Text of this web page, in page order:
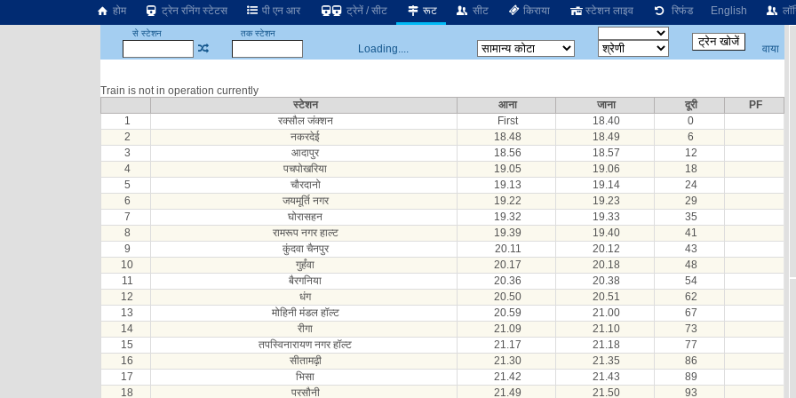
होम ट्रेन रनिंग स्टेटस पी एन आर ट्रेनें / सीट रूट सीट किराया स्टेशन लाइव रिफंड English
से स्टेशन तक स्टेशन
Loading.... वाया
Train is not in operation currently
स्टेशन
आना जाना दूरी
PF
1
रक्सौल जंक्शन First 18.40
0
2
नकरदेई 18.48 18.49
6
3
आदापुर 18.56 18.57
12
4
पचपोखरिया 19.05 19.06
18
5
चौरदानो 19.13 19.14
24
6
जयमूर्ति नगर 19.22 19.23
29
7
घोरासहन 19.32 19.33
35
8
रामरूप नगर हाल्ट 19.39 19.40
41
9
कुंदवा चैनपुर 20.11 20.12
43
10
गुर्हंवा 20.17 20.18
48
11
बैरगनिया 20.36 20.38
54
12
धंग 20.50 20.51
62
13
मोहिनी मंडल हॉल्ट 20.59 21.00
67
14
रीगा 21.09 21.10
73
15
तपस्विनारायण नगर हॉल्ट 21.17 21.18
77
16
सीतामढ़ी 21.30 21.35
86
17
भिसा 21.42 21.43
89
18
परसौनी 21.49 21.50 93